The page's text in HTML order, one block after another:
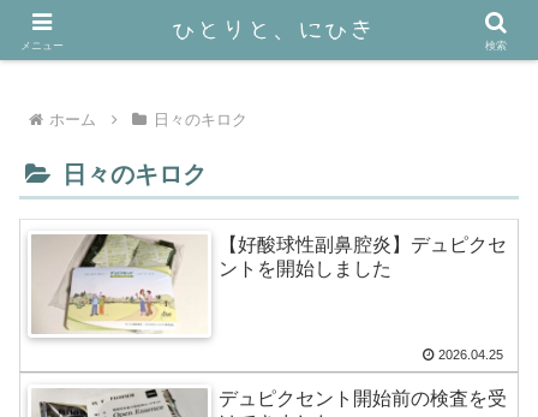
ホーム 日々のキロク
日々のキロク
【好酸球性副鼻腔炎】デュピクセ
ントを開始しました
2026.04.25
デュピクセント開始前の検査を受
メニュー 検索